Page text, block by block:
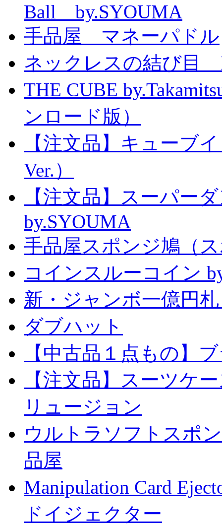
Ball by.SYOUMA
手品屋 マネーパドル
ネックレスの結び目
THE CUBE
ンロード版）
【注文品】キューブ
Ver.）
【注文品】スーパ
by.SYOUMA
手品屋スポンジ鳩（
コインスルーコイン
新・ジャンボ一億円
ダブハット
【中古品１点もの】
【注文品】スーツケ
リュージョン
ウルトラソフトスポ
品屋
Manipulation Card
ドイジェクター